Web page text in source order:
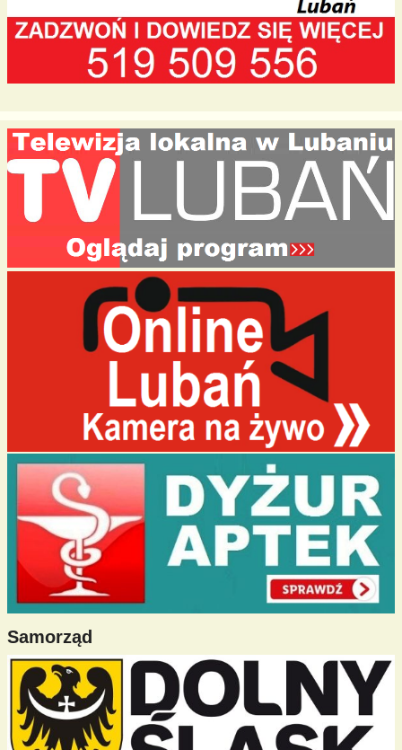
Samorząd